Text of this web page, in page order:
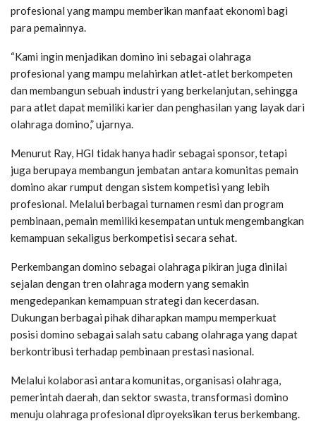
profesional yang mampu memberikan manfaat ekonomi bagi
para pemainnya.
“Kami ingin menjadikan domino ini sebagai olahraga
profesional yang mampu melahirkan atlet-atlet berkompeten
dan membangun sebuah industri yang berkelanjutan, sehingga
para atlet dapat memiliki karier dan penghasilan yang layak dari
olahraga domino,” ujarnya.
Menurut Ray, HGI tidak hanya hadir sebagai sponsor, tetapi
juga berupaya membangun jembatan antara komunitas pemain
domino akar rumput dengan sistem kompetisi yang lebih
profesional. Melalui berbagai turnamen resmi dan program
pembinaan, pemain memiliki kesempatan untuk mengembangkan
kemampuan sekaligus berkompetisi secara sehat.
Perkembangan domino sebagai olahraga pikiran juga dinilai
sejalan dengan tren olahraga modern yang semakin
mengedepankan kemampuan strategi dan kecerdasan.
Dukungan berbagai pihak diharapkan mampu memperkuat
posisi domino sebagai salah satu cabang olahraga yang dapat
berkontribusi terhadap pembinaan prestasi nasional.
Melalui kolaborasi antara komunitas, organisasi olahraga,
pemerintah daerah, dan sektor swasta, transformasi domino
menuju olahraga profesional diproyeksikan terus berkembang.